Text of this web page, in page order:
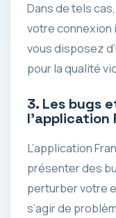
Dans de tels
votre connexion
vous disposez
pour la qualité
3. Les bugs
l’application
L’application
présenter des
perturber votre
s’agir de